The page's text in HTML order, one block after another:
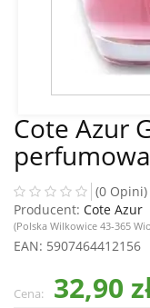
Cote Azur
(0 Opini)
Producent: Cote Azur
(Polska Wilkowice 43-365
EAN: 5907464412156
Cena: 32,90